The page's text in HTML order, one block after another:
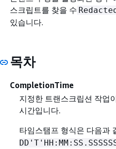
스크립트를 찾을 수
있습니다.
목차
CompletionTime
지정한 트랜스크립션 작업
시간입니다.
타임스탬프 형식은 다음과